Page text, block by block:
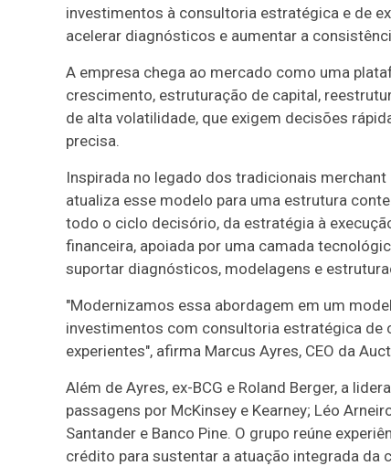
investimentos à consultoria estratégica e de
acelerar diagnósticos e aumentar a
A empresa chega ao mercado como uma
crescimento, estruturação de capital,
de alta volatilidade, que exigem decisões
precisa.
Inspirada no legado dos tradicionais
atualiza esse modelo para uma estrutura
todo o ciclo decisório, da estratégia à
financeira, apoiada por uma camada
suportar diagnósticos, modelagens e
"Modernizamos essa abordagem em um
investimentos com consultoria estratégica de
experientes", afirma Marcus Ayres, CEO da
Além de Ayres, ex-BCG e Roland Berger, a
passagens por McKinsey e Kearney; Léo
Santander e Banco Pine. O grupo reúne
crédito para sustentar a atuação integrada da